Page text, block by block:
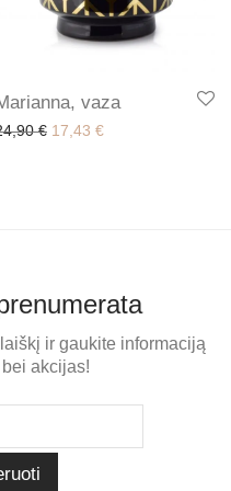
€.
vaza
€ Original price was: 24,90
17,43 €Current price is:
ir gaukite informaciją
akcijas!